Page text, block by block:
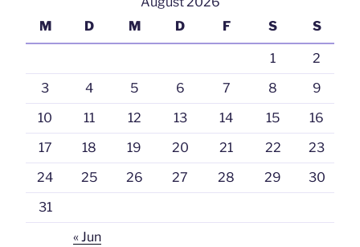
M
D M D F S S
1
2
3
4 5 6 7 8
9
10
11 12 13 14 15
16
17
18 19 20 21 22
23
24
25 26 27 28 29
30
31
« Jun